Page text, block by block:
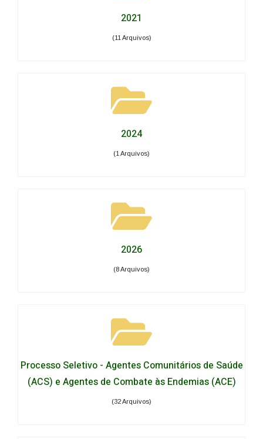
2021
(11 Arquivos)
2024
(1 Arquivos)
2026
(8 Arquivos)
Processo Seletivo - Agentes Comunitários de Saúde
(ACS) e Agentes de Combate às Endemias (ACE)
(32 Arquivos)